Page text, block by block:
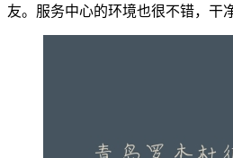
友。服务中心的环境也很不错，干